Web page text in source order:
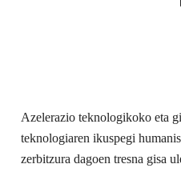
Azelerazio teknologikoko eta
teknologiaren ikuspegi
zerbitzura dagoen tresna gisa